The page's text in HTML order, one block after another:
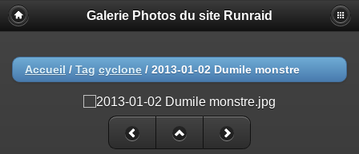
Galerie Photos du site Runraid
Accueil / Tag cyclone / 2013-01-02 Dumile monstre